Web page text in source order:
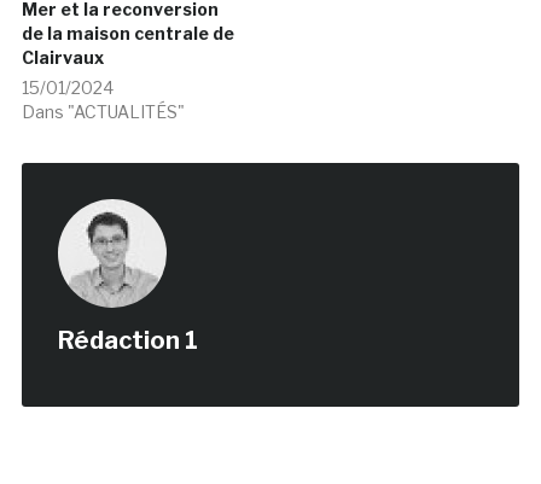
Mer et la reconversion
de la maison centrale de
Clairvaux
15/01/2024
Dans "ACTUALITÉS"
Rédaction 1